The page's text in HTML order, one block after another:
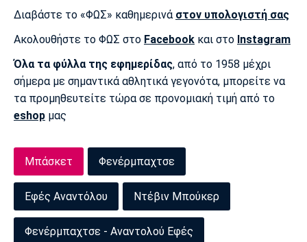
Πόρτο Μπενφίκα
Διαβάστε το «ΦΩΣ» καθημερινά στον υπολογιστή σας
Ακολουθήστε το ΦΩΣ στο Facebook και στο Instagram
Όλα τα φύλλα της εφημερίδας, από το 1958 μέχρι
σήμερα με σημαντικά αθλητικά γεγονότα, μπορείτε να
τα προμηθευτείτε τώρα σε προνομιακή τιμή από το
eshop μας
Μπάσκετ Φενέρμπαχτσε
Εφές Αναντόλου Ντέβιν Μπούκερ
Φενέρμπαχτσε - Αναντολού Εφές